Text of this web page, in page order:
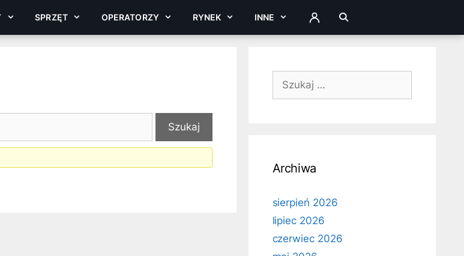
SPRZĘT OPERATORZY RYNEK INNE ZALOGUJ
Szukaj:
Archiwa
sierpień 2026
lipiec 2026
czerwiec 2026